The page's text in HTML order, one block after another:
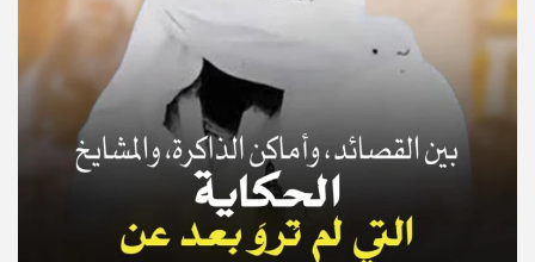
© Copyright 2025, APS